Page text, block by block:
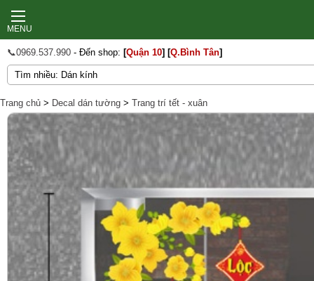
MENU
📞0969.537.990 - Đến shop: [Quận 10] [Q.Bình Tân]
Trang chủ > Decal dán tường > Trang trí tết - xuân